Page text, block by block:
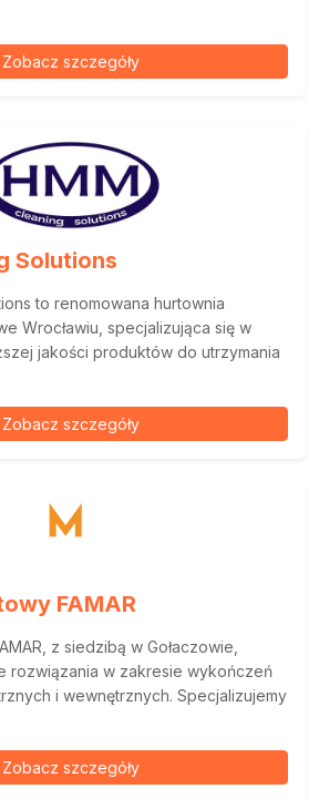
Zobacz szczegóły
Solutions
to renomowana hurtownia
Wrocławiu, specjalizująca się w
jakości produktów do utrzymania
Zobacz szczegóły
FAMAR
z siedzibą w Gołaczowie,
rozwiązania w zakresie wykończeń
i wewnętrznych. Specjalizujemy
Zobacz szczegóły